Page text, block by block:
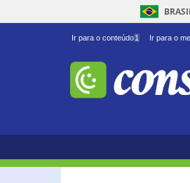
Ir para o conteúdo1 Ir para o